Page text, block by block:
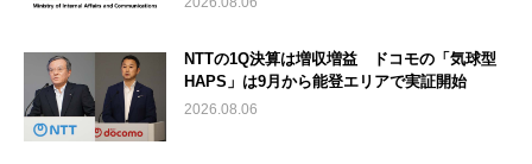
NTTの1Q決算は増収増益 ドコモの「気球型
HAPS」は9月から能登エリアで実証開始
2026.08.06